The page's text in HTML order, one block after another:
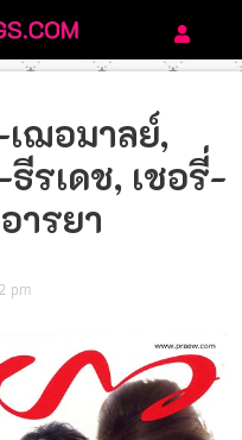
ฌอมาลย์,
รเดช, เชอรี่-
ารยา
pm